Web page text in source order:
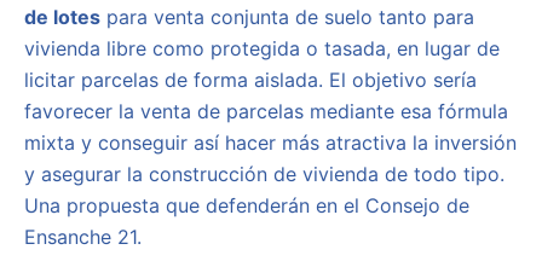
de lotes para venta conjunta de suelo tanto para
vivienda libre como protegida o tasada, en lugar de
licitar parcelas de forma aislada. El objetivo sería
favorecer la venta de parcelas mediante esa fórmula
mixta y conseguir así hacer más atractiva la inversión
y asegurar la construcción de vivienda de todo tipo.
Una propuesta que defenderán en el Consejo de
Ensanche 21.